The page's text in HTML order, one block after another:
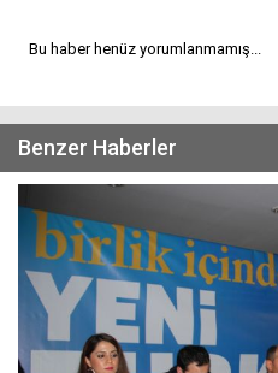
Bu haber henüz yorumlanmamış...
Benzer Haberler